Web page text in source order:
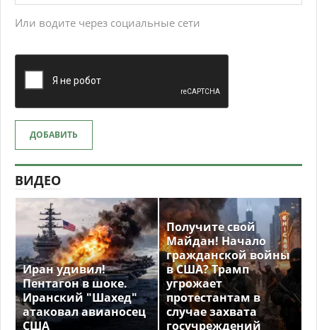
Или водите через социальные сети
ДОБАВИТЬ
ВИДЕО
Иран удивил!
Пентагон в шоке.
Иранский "Шахед"
атаковал авианосец
США
Получите свой
Майдан! Начало
гражданской войны
в США? Трамп
угрожает
протестантам в
случае захвата
госучреждений